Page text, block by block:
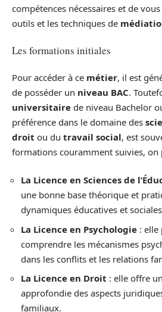
compétences nécessaires et de
outils et les techniques de
Les formations initiales
Pour accéder à ce métier, il est
de posséder un niveau BAC.
universitaire de niveau Bachelor
préférence dans le domaine des
droit ou du travail social, est
formations couramment suivies, on
La Licence en Sciences de
une bonne base théorique et
dynamiques éducatives et
La Licence en Psychologie : elle
comprendre les mécanismes
dans les conflits et les relations
La Licence en Droit : elle offre
approfondie des aspects
familiaux.